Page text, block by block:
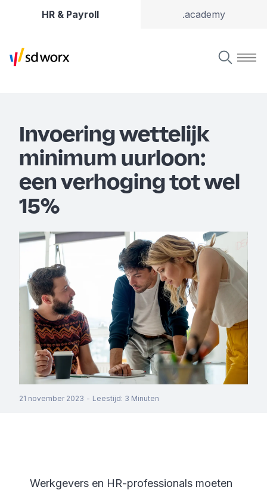
HR & Payroll .academy
Invoering wettelijk
minimum uurloon:
een verhoging tot wel
15%
21 november 2023 - Leestijd: 3 Minuten
Werkgevers en HR-professionals moeten